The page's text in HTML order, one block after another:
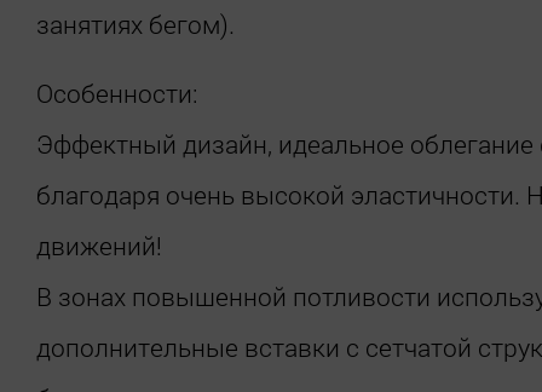
занятиях бегом).
Особенности:
Эффектный дизайн, идеальное
благодаря очень высокой эластичности.
движений!
В зонах повышенной потливости
дополнительные вставки с сетчатой